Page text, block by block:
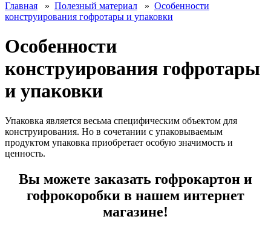
Главная » Полезный материал » Особенности
конструирования гофротары и упаковки
Особенности
конструирования гофротары
и упаковки
Упаковка является весьма специфическим объектом для
конструирования. Но в сочетании с упаковываемым
продуктом упаковка приобретает особую значимость и
ценность.
Вы можете заказать гофрокартон и
гофрокоробки в нашем интернет
магазине!